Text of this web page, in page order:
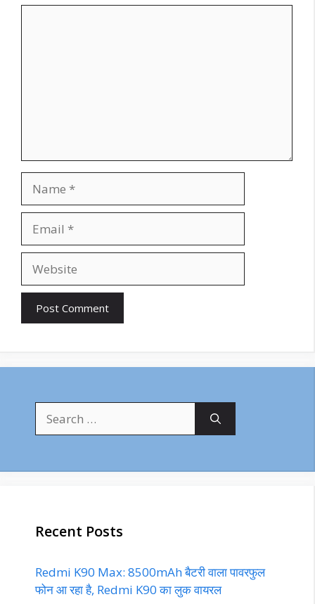
for:
Recent Posts
Redmi K90 Max: 8500mAh बैटरी वाला पावरफुल
फोन आ रहा है, Redmi K90 का लुक वायरल